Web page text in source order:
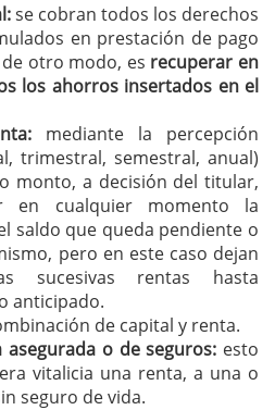
se cobran todos los derechos
en prestación de pago
otro modo, es recuperar en
los ahorros insertados en el
mediante la percepción
trimestral, semestral, anual)
monto, a decisión del titular,
en cualquier momento la
saldo que queda pendiente o
pero en este caso dejan
sucesivas rentas hasta
anticipado.
de capital y renta.
o de seguros: esto
vitalicia una renta, a una o
seguro de vida.